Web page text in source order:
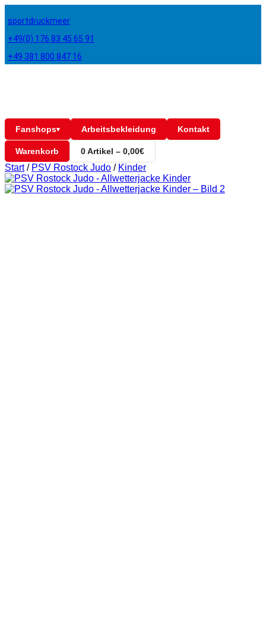
sportdruckmeer
+49(0) 176 83 45 65 91
+49 381 800 847 16
Fanshops▾ Arbeitsbekleidung Kontakt
Warenkorb 0 Artikel – 0,00€
Start / PSV Rostock Judo / Kinder